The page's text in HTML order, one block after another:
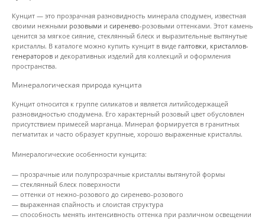
Кунцит — это прозрачная разновидность минерала сподумен, известная
своими нежными розовыми и сиренево-розовыми оттенками. Этот камень
ценится за мягкое сияние, стеклянный блеск и выразительные вытянутые
кристаллы. В каталоге можно купить кунцит в виде галтовки, кристаллов-
генераторов и декоративных изделий для коллекций и оформления
пространства.
Минералогическая природа кунцита
Кунцит относится к группе силикатов и является литийсодержащей
разновидностью сподумена. Его характерный розовый цвет обусловлен
присутствием примесей марганца. Минерал формируется в гранитных
пегматитах и часто образует крупные, хорошо выраженные кристаллы.
Минералогические особенности кунцита:
— прозрачные или полупрозрачные кристаллы вытянутой формы
— стеклянный блеск поверхности
— оттенки от нежно-розового до сиренево-розового
— выраженная спайность и слоистая структура
— способность менять интенсивность оттенка при различном освещении